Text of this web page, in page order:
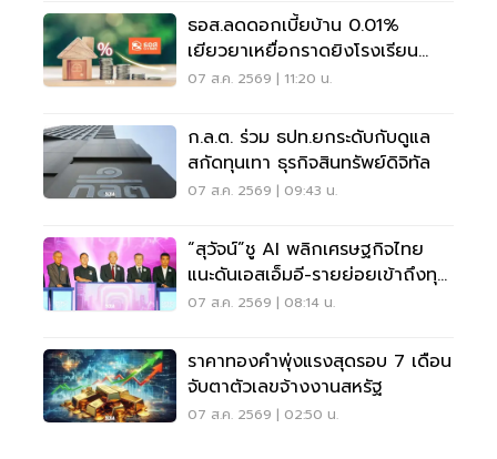
ธอส.ลดดอกเบี้ยบ้าน 0.01%
เยียวยาเหยื่อกราดยิงโรงเรียน
จ.นนทบุรี
07 ส.ค. 2569 | 11:20 น.
ก.ล.ต. ร่วม ธปท.ยกระดับกับดูแล
สกัดทุนเทา ธุรกิจสินทรัพย์ดิจิทัล
07 ส.ค. 2569 | 09:43 น.
“สุวัจน์”ชู AI พลิกเศรษฐกิจไทย
แนะดันเอสเอ็มอี-รายย่อยเข้าถึงทุน
ฝ่าวิกฤต
07 ส.ค. 2569 | 08:14 น.
ราคาทองคำพุ่งแรงสุดรอบ 7 เดือน
จับตาตัวเลขจ้างงานสหรัฐ
07 ส.ค. 2569 | 02:50 น.